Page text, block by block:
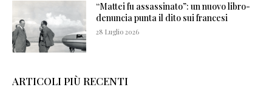
“Mattei fu assassinato”: un nuovo libro-
denuncia punta il dito sui francesi
28 Luglio 2026
ARTICOLI PIÙ RECENTI